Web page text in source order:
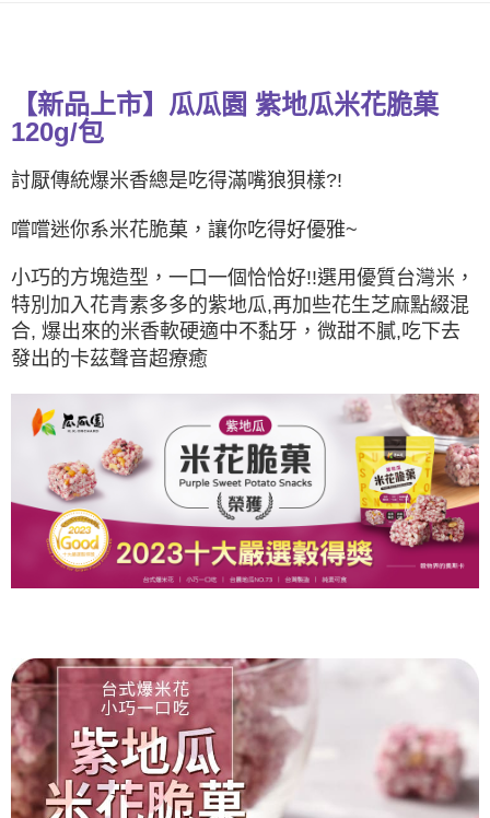
AFTEE先享後付
相關說明
AFTEE先享後付是「在收到商品之後才付款」的支付方式。 讓您購物簡單
１．簡單：不需註冊會員、不需綁卡、不需儲值。
２．便利：只要手機號碼，簡訊認證，即可結帳。
【「AFTEE先享後付」結帳流程】
１．於結帳方式選擇「AFTEE先享後付」後，將跳轉至「AFTEE先享後付」
結帳頁面，進行簡訊認證並確認金額後，即可完成結帳。
２．訂單成立數日內，您將收到繳費通知簡訊。
ATM／網路銀行／等多元方式進行付款，方視為交易完成。
※ 請注意：結帳手續完成當下不需立刻繳費，但若您需要取消訂單，請聯絡
購買商品的店家。未經商家同意取消之訂單仍視為有效，需透過AFTEE先享
後付繳納相關費用。
※ 交易是否成功請以「AFTEE先享後付 」之結帳頁面顯示為準，若有關於
是否繳費成功／繳費後需取消欲退款等相關疑問，請聯繫「AFTEE先享後付
客戶支援中心」https://netprotections.freshdesk.com/support/home
【注意事項】
１．透過由恩沛科技股份有限公司提供之「AFTEE先享後付」服務完成之交
https://aftee.tw/terms/#terms3
３．未成年的使用者請事先徵得法定代理人或監護人之同意方可使用
「AFTEE先享後付」，若未經同意申辦者引起之損失，本公司不負相關責
任。
４．使用「AFTEE先享後付」時，將依據個別帳號之用戶狀況，依本公司即
時審查核予不同之上限額度；若仍有額度不足之情形，本公司將視審查結果
請求用戶進行身份認證。
５．嚴禁一人註冊多個帳號或使用他人資訊註冊。若發現惡意使用之情形，
恩沛科技股份有限公司將有權停止該用戶之使用額度並採取法律行動。
ATM付款
貨到付款
運送方式
全家取貨付款
每筆NT$120，滿NT$599(含以上)免運費
每筆NT$120，滿NT$599(含以上)免運費
7-11取貨付款
每筆NT$120，滿NT$599(含以上)免運費
7-11取貨不付款
每筆NT$120，滿NT$599(含以上)免運費
宅配到府(常溫)
常溫貨到付款
每筆NT$120，滿NT$1,500(含以上)免運費
【新品上市】瓜瓜園 紫地瓜米花脆菓
120g/包
討厭傳統爆米香總是吃得滿嘴狼狽樣?!
嚐嚐迷你系米花脆菓，讓你吃得好優雅~
小巧的方塊造型，一口一個恰恰好!!選用優質台灣米，
特別加入花青素多多的紫地瓜,再加些花生芝麻點綴混
合, 爆出來的米香軟硬適中不黏牙，微甜不膩,吃下去
發出的卡茲聲音超療癒